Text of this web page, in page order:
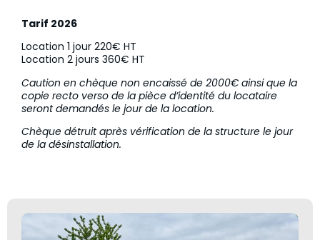
Tarif 2026
Location 1 jour 220€ HT
Location 2 jours 360€ HT
Caution en chèque non encaissé de 2000€ ainsi que la
copie recto verso de la pièce d’identité du locataire
seront demandés le jour de la location.
Chèque détruit après vérification de la structure le jour
de la désinstallation.